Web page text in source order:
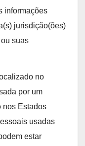
informações
jurisdição(ões)
suas
no
por um
nos Estados
usadas
estar